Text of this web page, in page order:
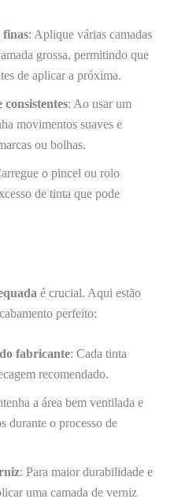
finas: Aplique várias camadas
grossa, permitindo que
de aplicar a próxima.
consistentes: Ao usar um
movimentos suaves e
ou bolhas.
o pincel ou rolo
de tinta que pode
é crucial. Aqui estão
perfeito:
fabricante: Cada tinta
recomendado.
a área bem ventilada e
durante o processo de
: Para maior durabilidade e
uma camada de verniz